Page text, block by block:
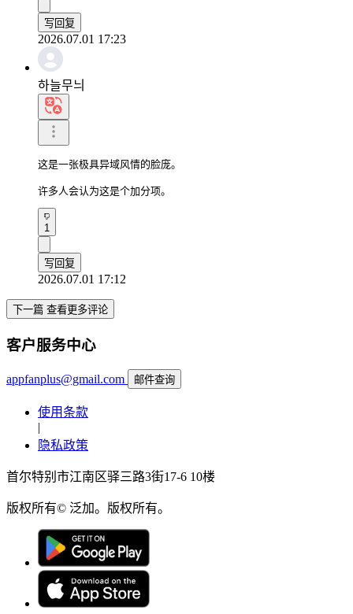
写回复
2026.07.01 17:23
하늘무늬
这是一张极具异域风情的脸庞。
许多人会认为这是个加分项。
1
写回复
2026.07.01 17:12
下一篇 查看更多评论
客户服务中心
appfanplus@gmail.com 邮件查询
使用条款
|
隐私政策
首尔特别市江南区驿三路3街17-6 10楼
版权所有© 泛加。版权所有。